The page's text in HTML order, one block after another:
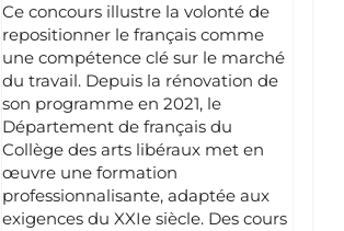
Ce concours illustre la volonté de
repositionner le français comme
une compétence clé sur le marché
du travail. Depuis la rénovation de
son programme en 2021, le
Département de français du
Collège des arts libéraux met en
œuvre une formation
professionnalisante, adaptée aux
exigences du XXIe siècle. Des cours